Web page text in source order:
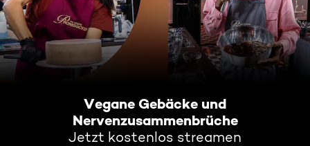
Vegane Gebäcke und
Nervenzusammenbrüche
Jetzt kostenlos streamen